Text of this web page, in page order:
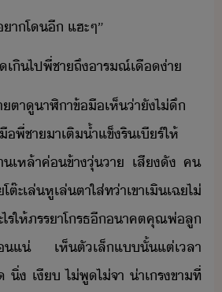
า​โ​ี​ ​แฮะ​ๆ​”​
เิไป​พี่ชา​ถึ​ารณ์​เื​่า
ตา​ู​าฬิาข้ื​เห็​่าั​ไ่​ึ​
​พี่ชา​า​เติ​้ำแข็​ริ​เีร์​ให้​
เหล้า​ค่ข้า​ุ่า​ ​เสีั​ ​ค​
ต๊ะ​เล่หูเล่ตา​ใส่​ท่า​เขา​เิเฉ​ไ่
ให้​ภรรา​โรธ​ี​าคต​คุณพ่​ลู​
แ่​ ​เห็​ตัเล็​แ​ั้​แต่​เลา​
​ิ่​ ​เี​ ​ไ่พูไ่จา​ ​่าเรขา​ที่